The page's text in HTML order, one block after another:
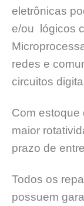
eletrônicas
e/ou lógicos
redes e
circuitos
Com estoque
maior
prazo de
Todos os
possuem